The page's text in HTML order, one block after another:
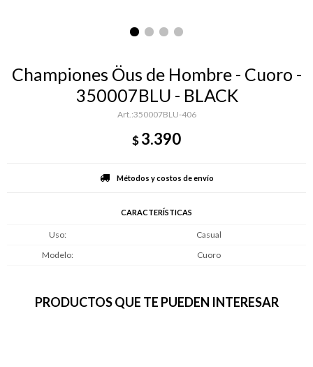
Championes Öus de Hombre - Cuoro -
350007BLU - BLACK
350007BLU-406
$3.390
Métodos y costos de envío
CARACTERÍSTICAS
Uso
Casual
Modelo
Cuoro
PRODUCTOS QUE TE PUEDEN INTERESAR